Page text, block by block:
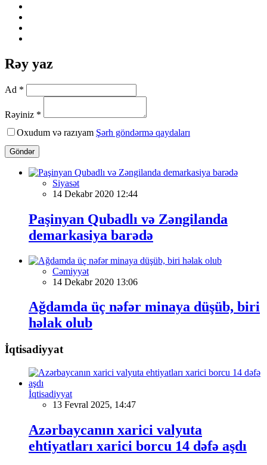
Rəy yaz
Ad *
Rəyiniz *
Oxudum və razıyam Şərh göndərmə qaydaları
Göndər
Siyasət
14 Dekabr 2020 12:44
Paşinyan Qubadlı və Zəngilanda
demarkasiya barədə
Cəmiyyət
14 Dekabr 2020 13:06
Ağdamda üç nəfər minaya düşüb, biri
həlak olub
İqtisadiyyat
İqtisadiyyat
13 Fevral 2025, 14:47
Azərbaycanın xarici valyuta
ehtiyatları xarici borcu 14 dəfə aşdı